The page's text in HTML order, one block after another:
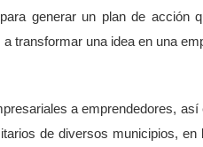
generar un plan de acción
transformar una idea en una
a emprendedores,
de diversos municipios,